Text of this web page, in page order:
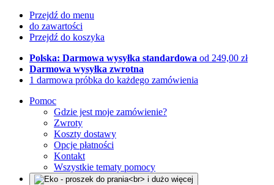
Przejdź do menu
do zawartości
Przejdź do koszyka
Polska: Darmowa wysyłka standardowa od 249,00 zł
Darmowa wysyłka zwrotna
1 darmowa próbka do każdego zamówienia
Pomoc
Gdzie jest moje zamówienie?
Zwroty
Koszty dostawy
Opcje płatności
Kontakt
Wszystkie tematy pomocy